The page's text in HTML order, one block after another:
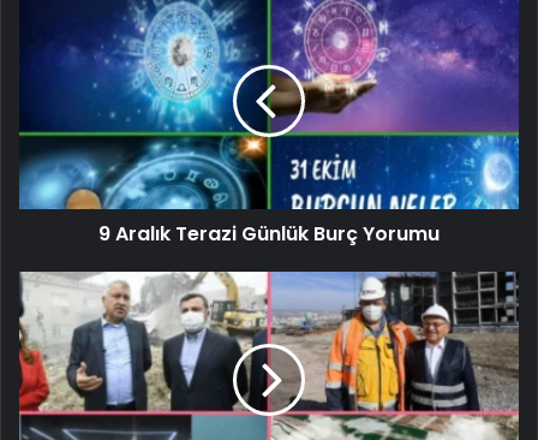
9 Aralık Terazi Günlük Burç Yorumu